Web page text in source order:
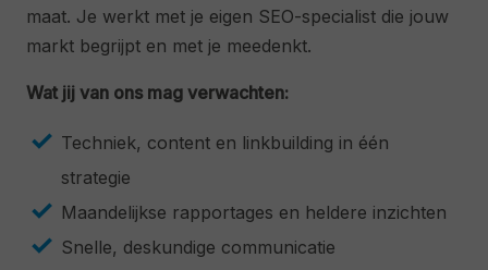
maat. Je werkt met je eigen SEO-specialist die jouw
markt begrijpt en met je meedenkt.
Wat jij van ons mag verwachten:
Techniek, content en linkbuilding in één
strategie
Maandelijkse rapportages en heldere inzichten
Snelle, deskundige communicatie